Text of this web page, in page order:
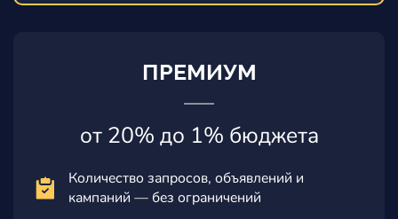
ПРЕМИУМ
от 20% до 1% бюджета
Количество запросов, объявлений и
кампаний — без ограничений